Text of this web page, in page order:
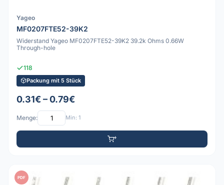
Yageo
MF0207FTE52-39K2
Widerstand Yageo MF0207FTE52-39K2 39.2k Ohms 0.66W
Through-hole
118
Packung mit 5 Stück
0.31€ – 0.79€
Menge: Min: 1
PDF